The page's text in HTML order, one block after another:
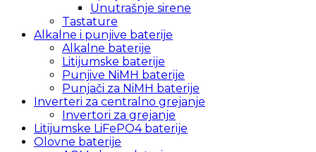
Unutrašnje sirene
Tastature
Alkalne i punjive baterije
Alkalne baterije
Litijumske baterije
Punjive NiMH baterije
Punjači za NiMH baterije
Inverteri za centralno grejanje
Invertori za grejanje
Litijumske LiFePO4 baterije
Olovne baterije